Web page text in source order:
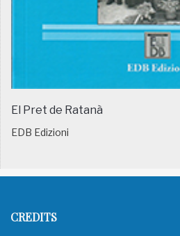
El Pret de Ratanà
EDB Edizioni
CREDITS